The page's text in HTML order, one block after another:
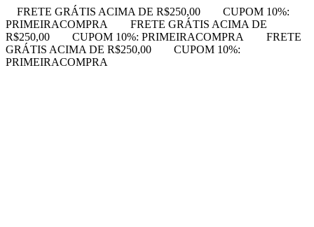
FRETE GRÁTIS ACIMA DE R$250,00
CUPOM 10%:
PRIMEIRACOMPRA
FRETE GRÁTIS ACIMA DE
R$250,00
CUPOM 10%: PRIMEIRACOMPRA
FRETE
GRÁTIS ACIMA DE R$250,00
CUPOM 10%:
PRIMEIRACOMPRA